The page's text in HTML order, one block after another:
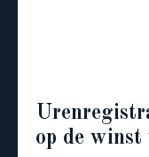
op de